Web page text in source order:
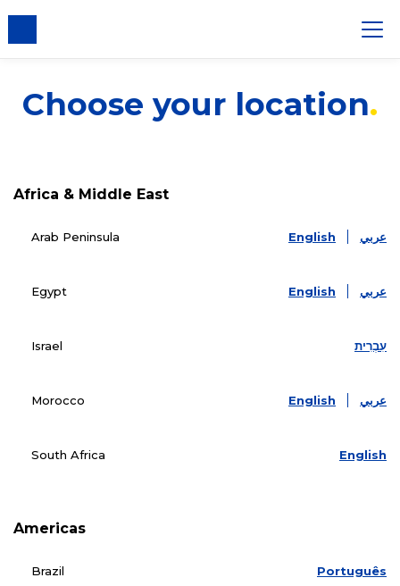
Choose your location
Africa & Middle East
Arab Peninsula English عربي
Egypt English عربي
Israel עִבְרִית
Morocco English عربي
South Africa English
Americas
Brazil Português